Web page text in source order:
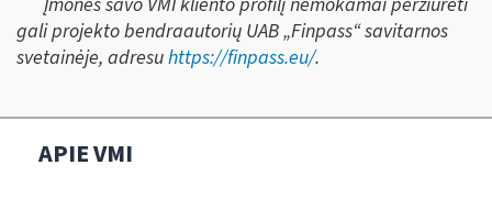
gali projekto bendraautorių UAB „Finpass“ savitarnos
svetainėje, adresuhttps://finpass.eu/.
APIE VMI